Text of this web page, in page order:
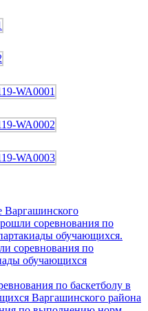
Варгашинского
соревнования по
обучающихся.
соревнования по
обучающихся
по баскетболу в
Варгашинского района